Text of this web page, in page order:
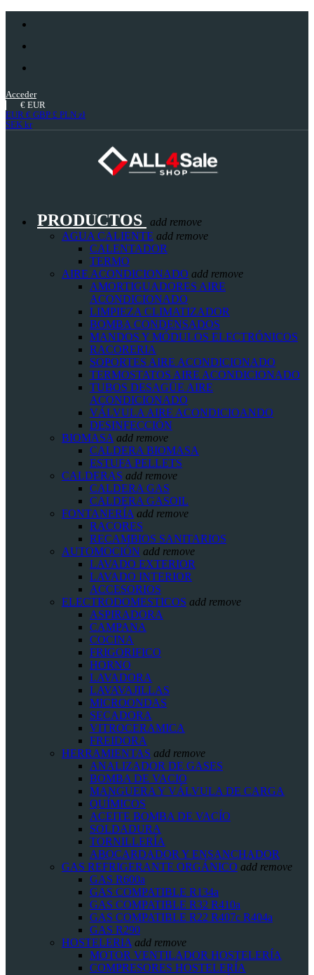
Acceder
€ EUR
EUR € GBP £ PLN zł
SEK kr
PRODUCTOS add remove
AGUA CALIENTE add remove
CALENTADOR
TERMO
AIRE ACONDICIONADO add remove
AMORTIGUADORES AIRE
ACONDICIONADO
LIMPIEZA CLIMATIZADOR
BOMBA CONDENSADOS
MANDOS Y MÓDULOS ELECTRÓNICOS
RACORERIA
SOPORTES AIRE ACONDICIONADO
TERMOSTATOS AIRE ACONDICIONADO
TUBOS DESAGÜE AIRE
ACONDICIONADO
VÁLVULA AIRE ACONDICIOANDO
DESINFECCIÓN
BIOMASA add remove
CALDERA BIOMASA
ESTUFA PELLETS
CALDERAS add remove
CALDERA GAS
CALDERA GASOIL
FONTANERÍA add remove
RACORES
RECAMBIOS SANITARIOS
AUTOMOCIÓN add remove
LAVADO EXTERIOR
LAVADO INTERIOR
ACCESORIOS
ELECTRODOMESTICOS add remove
ASPIRADORA
CAMPANA
COCINA
FRIGORIFICO
HORNO
LAVADORA
LAVAVAJILLAS
MICROONDAS
SECADORA
VITROCERAMICA
FREIDORA
HERRAMIENTAS add remove
ANALIZADOR DE GASES
BOMBA DE VACIO
MANGUERA Y VÁLVULA DE CARGA
QUÍMICOS
ACEITE BOMBA DE VACÍO
SOLDADURA
TORNILLERÍA
ABOCARDADOR Y ENSANCHADOR
GAS REFRIGERANTE ORGÁNICO add remove
GAS R600a
GAS COMPATIBLE R134a
GAS COMPATIBLE R32 R410a
GAS COMPATIBLE R22 R407c R404a
GAS R290
HOSTELERIA add remove
MOTOR VENTILADOR HOSTELERÍA
COMPRESORES HOSTELERÍA